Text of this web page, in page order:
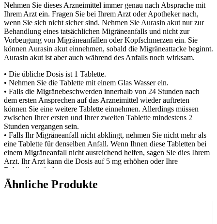
Nehmen Sie dieses Arzneimittel immer genau nach Absprache mit
Ihrem Arzt ein. Fragen Sie bei Ihrem Arzt oder Apotheker nach,
wenn Sie sich nicht sicher sind. Nehmen Sie Aurasin akut nur zur
Behandlung eines tatsächlichen Migräneanfalls und nicht zur
Vorbeugung von Migräneanfällen oder Kopfschmerzen ein. Sie
können Aurasin akut einnehmen, sobald die Migräneattacke beginnt.
Aurasin akut ist aber auch während des Anfalls noch wirksam.
• Die übliche Dosis ist 1 Tablette.
• Nehmen Sie die Tablette mit einem Glas Wasser ein.
• Falls die Migränebeschwerden innerhalb von 24 Stunden nach
dem ersten Ansprechen auf das Arzneimittel wieder auftreten
können Sie eine weitere Tablette einnehmen. Allerdings müssen
zwischen Ihrer ersten und Ihrer zweiten Tablette mindestens 2
Stunden vergangen sein.
• Falls Ihr Migräneanfall nicht abklingt, nehmen Sie nicht mehr als
eine Tablette für denselben Anfall. Wenn Ihnen diese Tabletten bei
einem Migräneanfall nicht ausreichend helfen, sagen Sie dies Ihrem
Arzt. Ihr Arzt kann die Dosis auf 5 mg erhöhen oder Ihre
Behandlung ändern.
Nehmen Sie nicht mehr als zwei Dosen pro Tag. Wenn Sie 2,5 mg –
Ähnliche Produkte